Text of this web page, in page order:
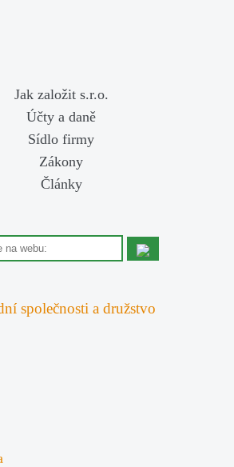
Jak založit s.r.o.
Účty a daně
Sídlo firmy
Zákony
Články
společnosti a družstvo